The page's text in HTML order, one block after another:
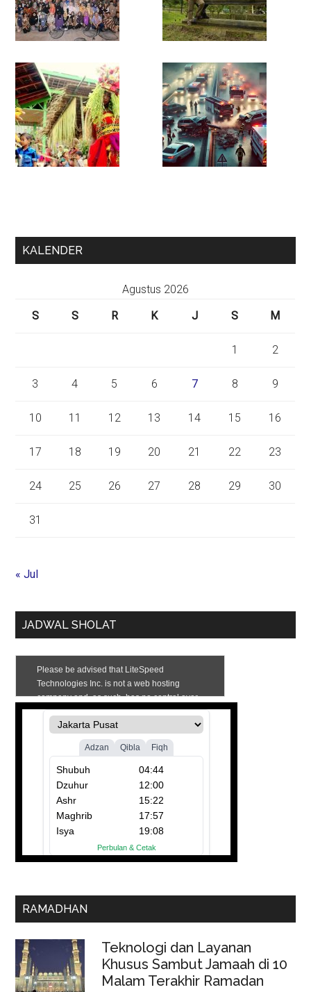
KALENDER
Agustus 2026
S
S R K J S M
1 2
3 4 5 6 7 8 9
10 11 12 13 14 15 16
17 18 19 20 21 22 23
24 25 26 27 28 29 30
31
« Jul
JADWAL SHOLAT
RAMADHAN
Teknologi dan Layanan
Khusus Sambut Jamaah di 10
Malam Terakhir Ramadan